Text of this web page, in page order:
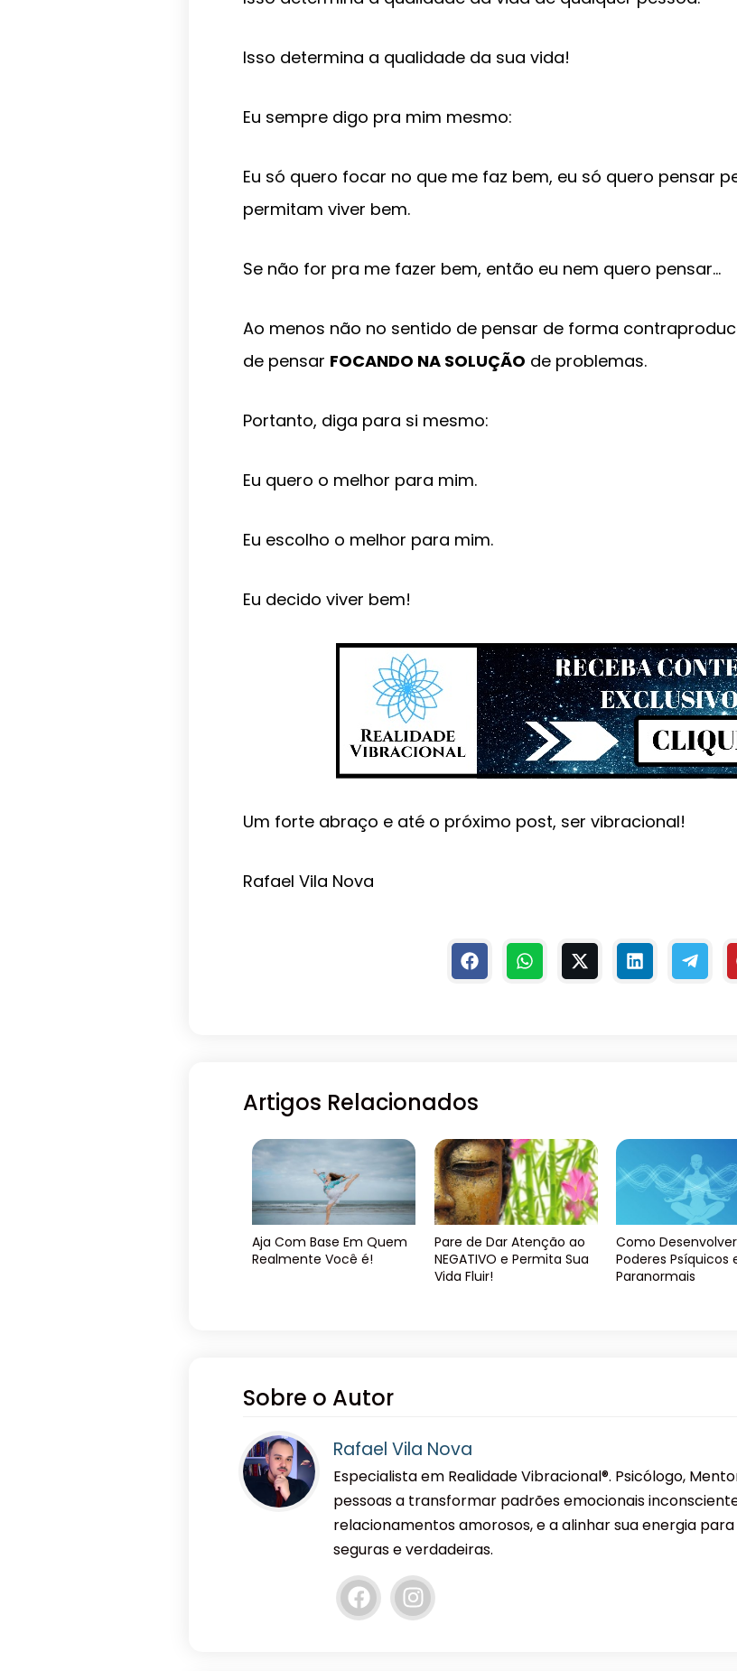
Isso determina a qualidade da sua vida!
Eu sempre digo pra mim mesmo:
Eu só quero focar no que me faz bem, eu só quero pensar
permitam viver bem.
Se não for pra me fazer bem, então eu nem quero pensar…
Ao menos não no sentido de pensar de forma
de pensar FOCANDO NA SOLUÇÃO de problemas.
Portanto, diga para si mesmo:
Eu quero o melhor para mim.
Eu escolho o melhor para mim.
Eu decido viver bem!
Um forte abraço e até o próximo post, ser vibracional!
Rafael Vila Nova
Artigos Relacionados
Aja Com Base Em Quem
Realmente Você é!
Pare de Dar Atenção ao
NEGATIVO e Permita Sua
Vida Fluir!
Como
Poderes Psíquicos
Paranormais
Sobre o Autor
Rafael Vila Nova
Especialista em Realidade Vibracional®. Psicólogo,
pessoas a transformar padrões emocionais
relacionamentos amorosos, e a alinhar sua energia
seguras e verdadeiras.